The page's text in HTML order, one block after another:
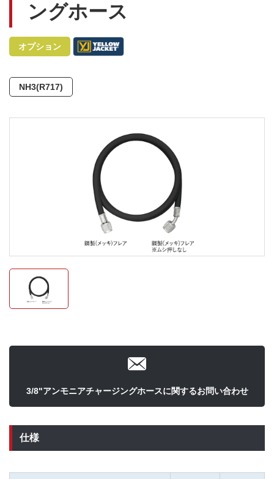
ングホース
オプション
NH3(R717)
3/8"アンモニアチャージングホースに関するお問い合わせ
仕様